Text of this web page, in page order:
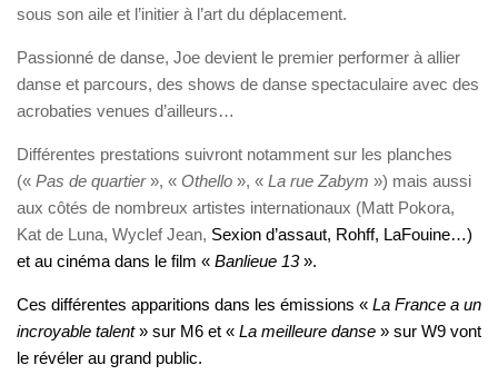
sous son aile et l’initier à l’art du déplacement.
Passionné de danse, Joe devient le premier performer à allier
danse et parcours, des shows de danse spectaculaire avec des
acrobaties venues d’ailleurs…
Différentes prestations suivront notamment sur les planches
(« Pas de quartier», « Othello », « La rue Zabym ») mais aussi
aux côtés de nombreux artistes internationaux (Matt Pokora,
Kat de Luna, Wyclef Jean, Sexion d’assaut, Rohff, LaFouine…)
et au cinéma dans le film « Banlieue 13».
Ces différentes apparitions dans les émissions « La France a un
incroyable talent» sur M6 et « La meilleure danse » sur W9 vont
le révéler au grand public.